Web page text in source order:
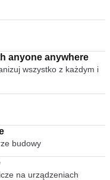
anyone anywhere
wszystko z każdym i
budowy
na urządzeniach